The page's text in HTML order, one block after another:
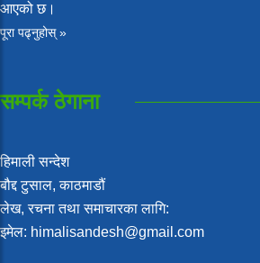
आएको छ।
पूरा पढ्नुहोस् »
सम्पर्क ठेगाना
हिमाली सन्देश
बौद्द टुसाल, काठमाडौं
लेख, रचना तथा समाचारका लागि:
इमेल: himalisandesh@gmail.com